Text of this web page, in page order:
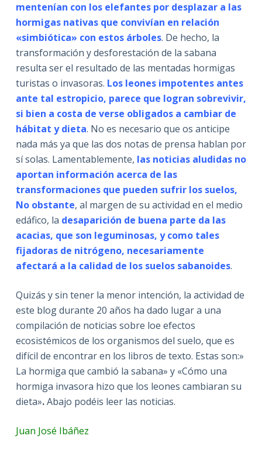
mentenían con los elefantes por desplazar a las
hormigas nativas que convivían en relación
«simbiótica» con estos árboles. De hecho, la
transformación y desforestación de la sabana
resulta ser el resultado de las mentadas hormigas
turistas o invasoras. Los leones impotentes antes
ante tal estropicio, parece que logran sobrevivir,
si bien a costa de verse obligados a cambiar de
hábitat y dieta. No es necesario que os anticipe
nada más ya que las dos notas de prensa hablan por
sí solas. Lamentablemente, las noticias aludidas no
aportan información acerca de las
transformaciones que pueden sufrir los suelos,
No obstante, al margen de su actividad en el medio
edáfico, la desaparición de buena parte da las
acacias, que son leguminosas, y como tales
fijadoras de nitrógeno, necesariamente
afectará a la calidad de los suelos sabanoides.
Quizás y sin tener la menor intención, la actividad de
este blog durante 20 años ha dado lugar a una
compilación de noticias sobre loe efectos
ecosistémicos de los organismos del suelo, que es
difícil de encontrar en los libros de texto. Estas son:»
La hormiga que cambió la sabana» y «Cómo una
hormiga invasora hizo que los leones cambiaran su
dieta».Abajo podéis leer las noticias.
Juan José Ibáñez